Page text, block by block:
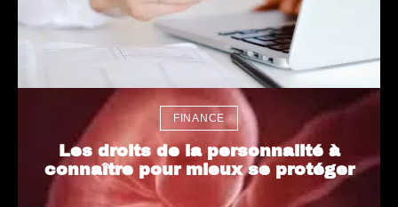
FINANCE
Les droits de la personnalité à
connaître pour mieux se protéger